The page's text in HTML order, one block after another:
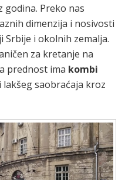
godina. Preko nas
dimenzija i nosivosti
i okolnih zemalja.
za kretanje na
prednost ima kombi
saobraćaja kroz